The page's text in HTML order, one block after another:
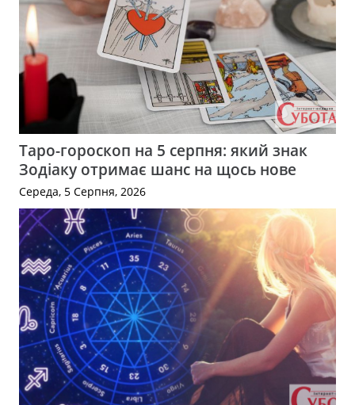
Таро-гороскоп на 5 серпня: який знак
Зодіаку отримає шанс на щось нове
Середа, 5 Серпня, 2026